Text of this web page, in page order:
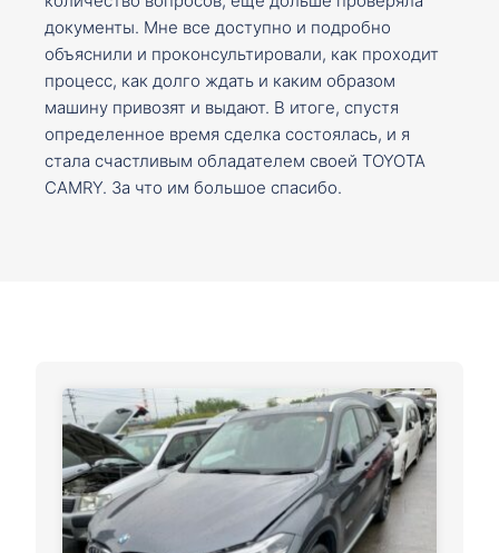
документы. Мне все доступно и подробно
объяснили и проконсультировали, как проходит
процесс, как долго ждать и каким образом
машину привозят и выдают. В итоге, спустя
определенное время сделка состоялась, и я
стала счастливым обладателем своей TOYOTA
CAMRY. За что им большое спасибо.